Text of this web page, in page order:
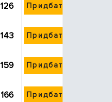
126 Придбати
143 Придбати
159 Придбати
166 Придбати